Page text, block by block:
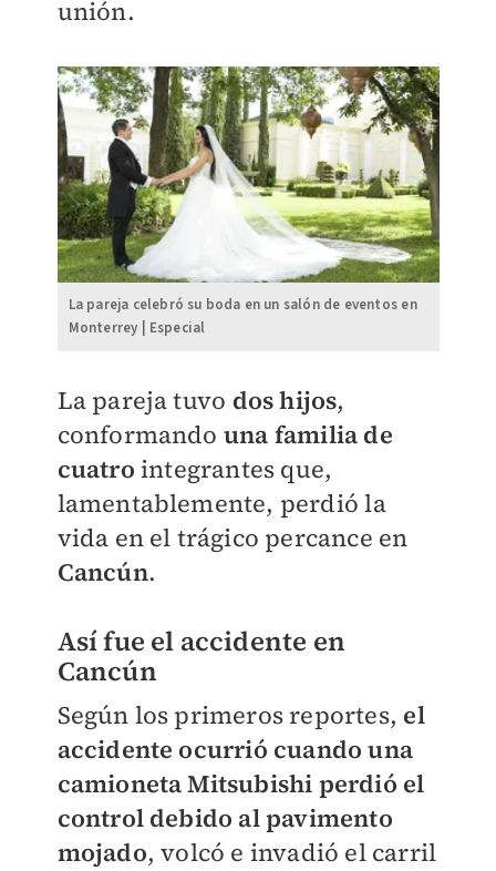
unión.
La pareja celebró su boda en un salón de eventos en
Monterrey | Especial
La pareja tuvo dos hijos,
conformando una familia de
cuatro integrantes que,
lamentablemente, perdió la
vida en el trágico percance en
Cancún.
Así fue el accidente en
Cancún
Según los primeros reportes, el
accidente ocurrió cuando una
camioneta Mitsubishi perdió el
control debido al pavimento
mojado, volcó e invadió el carril